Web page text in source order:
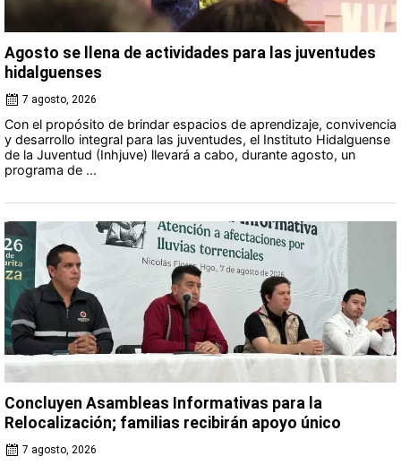
Agosto se llena de actividades para las juventudes
hidalguenses
7 agosto, 2026
Con el propósito de brindar espacios de aprendizaje, convivencia
y desarrollo integral para las juventudes, el Instituto Hidalguense
de la Juventud (Inhjuve) llevará a cabo, durante agosto, un
programa de ...
Concluyen Asambleas Informativas para la
Relocalización; familias recibirán apoyo único
7 agosto, 2026